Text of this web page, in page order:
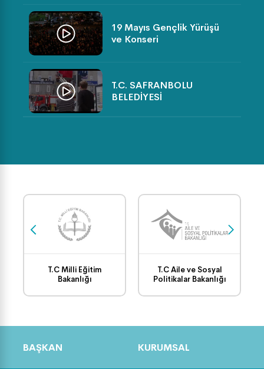
19 Mayıs Gençlik Yürüşü
ve Konseri
T.C. SAFRANBOLU
BELEDİYESİ
TEMİZLİK İŞLERİ GÖREV
SAFRANBOLU BELEDİYESİ
FEN İŞLERİ ÇALIŞMALARI
T.C Milli Eğitim
Bakanlığı
T.C Aile ve Sosyal
Politikalar Bakanlığı
BAŞKAN KURUMSAL